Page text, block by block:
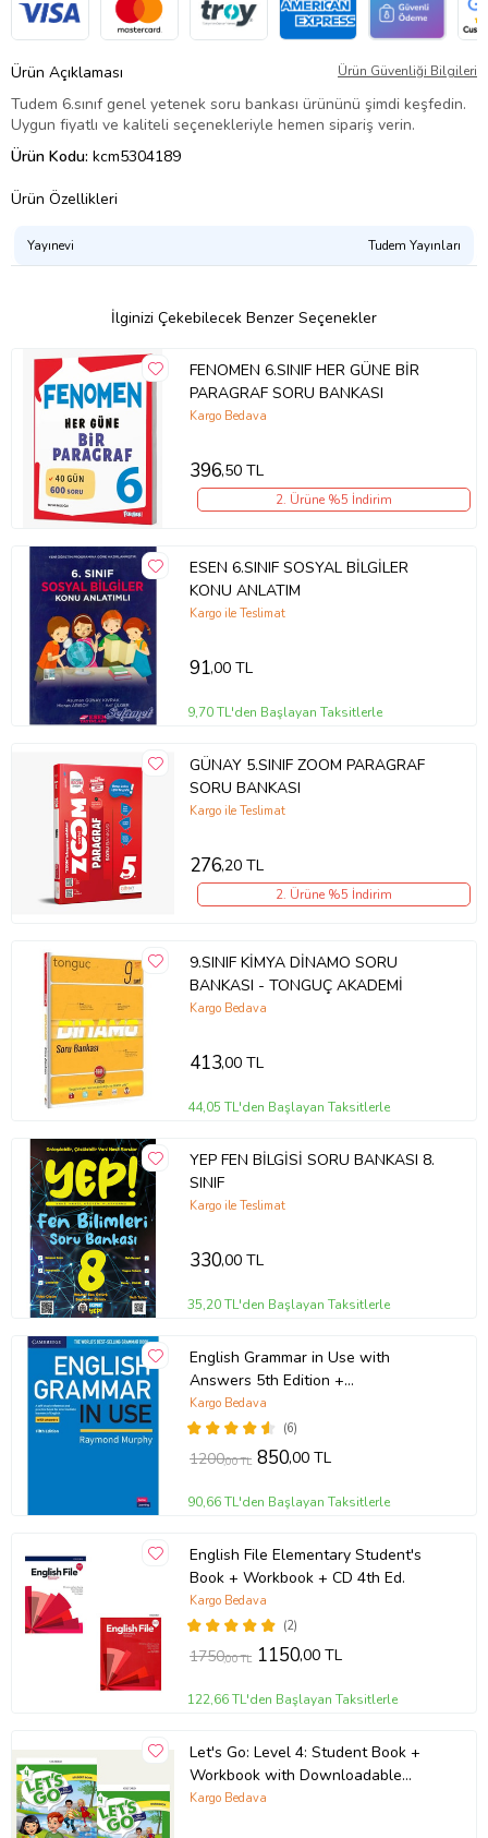
Ürün Açıklaması Ürün Güvenliği Bilgileri
Tudem 6.sınıf genel yetenek soru bankası ürününü şimdi keşfedin.
Uygun fiyatlı ve kaliteli seçenekleriyle hemen sipariş verin.
Ürün Kodu: kcm5304189
Ürün Özellikleri
Yayınevi Tudem Yayınları
İlginizi Çekebilecek Benzer Seçenekler
FENOMEN 6.SINIF HER GÜNE BİR
PARAGRAF SORU BANKASI
Kargo Bedava
396,50 TL
2. Ürüne %5 İndirim
ESEN 6.SINIF SOSYAL BİLGİLER
KONU ANLATIM
Kargo ile Teslimat
91,00 TL
9,70 TL'den Başlayan Taksitlerle
GÜNAY 5.SINIF ZOOM PARAGRAF
SORU BANKASI
Kargo ile Teslimat
276,20 TL
2. Ürüne %5 İndirim
9.SINIF KİMYA DİNAMO SORU
BANKASI - TONGUÇ AKADEMİ
Kargo Bedava
413,00 TL
44,05 TL'den Başlayan Taksitlerle
YEP FEN BİLGİSİ SORU BANKASI 8.
SINIF
Kargo ile Teslimat
330,00 TL
35,20 TL'den Başlayan Taksitlerle
English Grammar in Use with
Answers 5th Edition +
Downloadable Audios CD
(6)
Kargo Bedava
1200,00 TL 850,00 TL
90,66 TL'den Başlayan Taksitlerle
English File Elementary Student's
Book + Workbook + CD 4th Ed.
(2)
Kargo Bedava
1750,00 TL 1150,00 TL
122,66 TL'den Başlayan Taksitlerle
Let's Go: Level 4: Student Book +
Workbook with Downloadable
Audios
Kargo Bedava